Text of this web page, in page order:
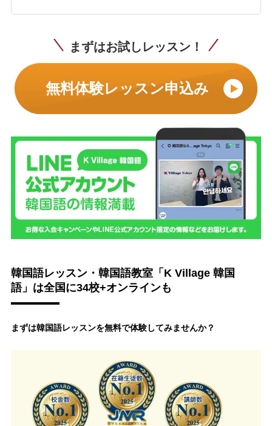
まずはお試しレッスン！
無料体験レッスン申込み
韓国語レッスン・韓国語教室「K Village 韓国
語」は全国に34校+オンラインも
まずは韓国語レッスンを無料で体験してみませんか？